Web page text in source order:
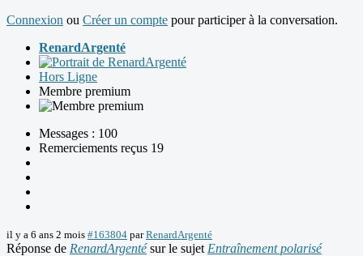
Connexion ou Créer un compte pour participer à la conversation.
RenardArgenté
Hors Ligne
Membre premium
Messages : 100
Remerciements reçus 19
il y a 6 ans 2 mois #163804 parRenardArgenté
Réponse de RenardArgentésur le sujet Entraînement polarisé